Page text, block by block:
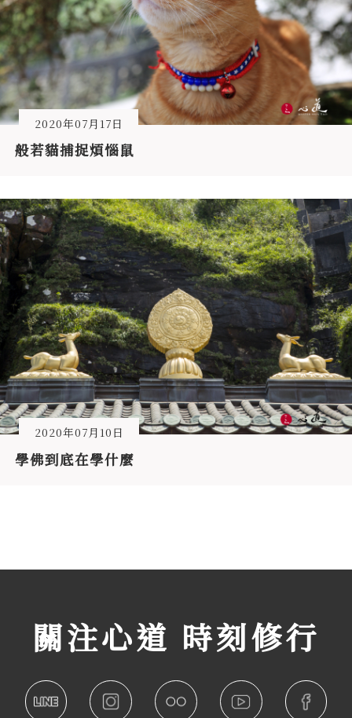
2020年07月17日
般若貓捕捉煩惱鼠
2020年07月10日
學佛到底在學什麼
關注心道 時刻修行